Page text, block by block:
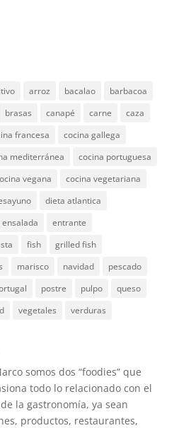
arroz bacalao
barbacoa
brasas canapé carne
caza
francesa
cocina gallega
mediterránea
cocina portuguesa
vegana
cocina vegetariana
dieta atlantica
ensalada
entrante
fish
grilled fish
marisco navidad
pescado
postre pulpo
queso
vegetales verduras
somos dos “foodies” que
todo lo relacionado con el
la gastronomía, ya sean
productos, restaurantes,